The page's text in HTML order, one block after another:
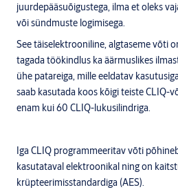
juurdepääsuõigustega, ilma et oleks
või sündmuste logimisega.
See täiselektrooniline, algtaseme võti
tagada töökindlus ka äärmuslikes
ühe patareiga, mille eeldatav
saab kasutada koos kõigi teiste CLIQ-
enam kui 60 CLIQ-lukusilindriga.
Iga CLIQ programmeeritav võti
kasutataval elektroonikal ning on
krüpteerimisstandardiga (AES).